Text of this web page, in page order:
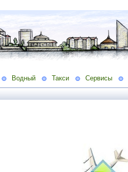
Водный Такси Сервисы